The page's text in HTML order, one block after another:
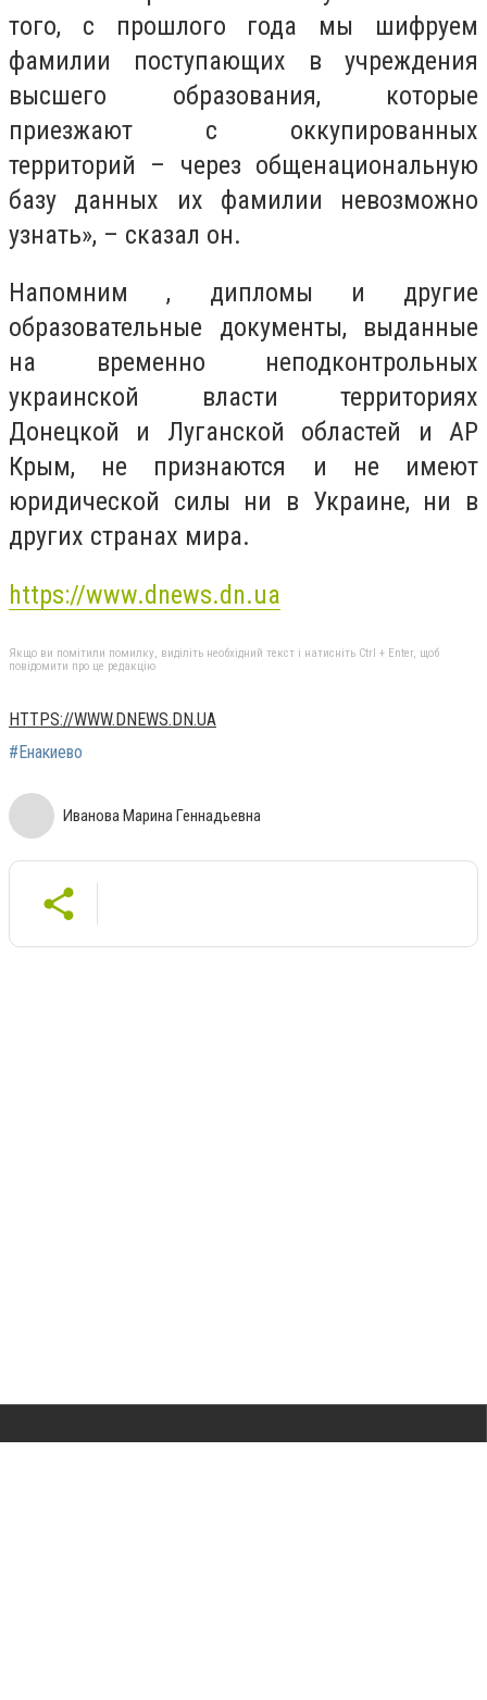
того, с прошлого года мы шифруем
фамилии поступающих в учреждения
высшего образования, которые
приезжают с оккупированных
территорий – через общенациональную
базу данных их фамилии невозможно
узнать», – сказал он.
Напомним , дипломы и другие
образовательные документы, выданные
на временно неподконтрольных
украинской власти территориях
Донецкой и Луганской областей и АР
Крым, не признаются и не имеют
юридической силы ни в Украине, ни в
других странах мира.
https://www.dnews.dn.ua
Якщо ви помітили помилку, виділіть необхідний текст і натисніть Ctrl + Enter, щоб
повідомити про це редакцію
HTTPS://WWW.DNEWS.DN.UA
#Енакиево
Иванова Марина Геннадьевна